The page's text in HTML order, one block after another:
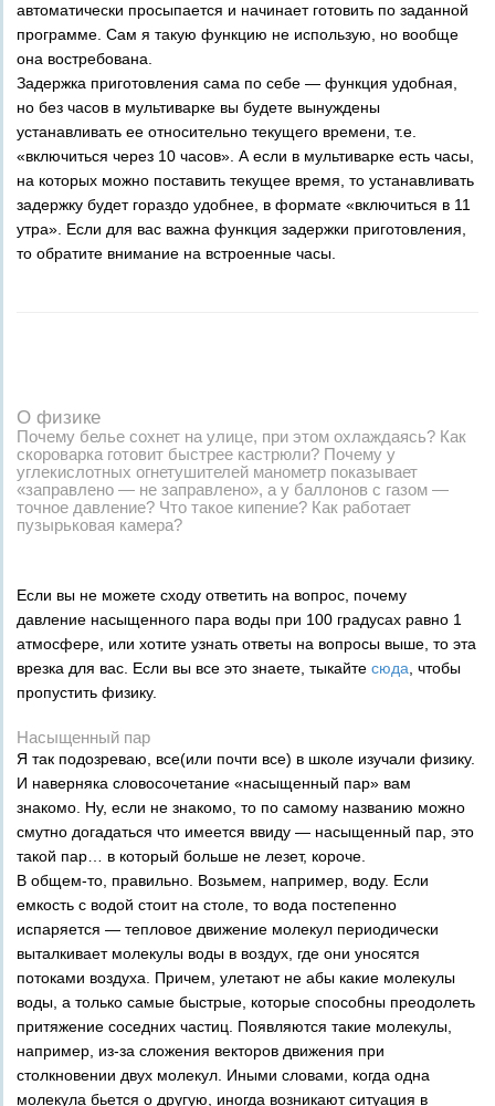
автоматически просыпается и начинает готовить по заданной
программе. Сам я такую функцию не использую, но вообще
она востребована.
Задержка приготовления сама по себе — функция удобная,
но без часов в мультиварке вы будете вынуждены
устанавливать ее относительно текущего времени, т.е.
«включиться через 10 часов». А если в мультиварке есть часы,
на которых можно поставить текущее время, то устанавливать
задержку будет гораздо удобнее, в формате «включиться в 11
утра». Если для вас важна функция задержки приготовления,
то обратите внимание на встроенные часы.
О физике
Почему белье сохнет на улице, при этом охлаждаясь? Как
скороварка готовит быстрее кастрюли? Почему у
углекислотных огнетушителей манометр показывает
«заправлено — не заправлено», а у баллонов с газом —
точное давление? Что такое кипение? Как работает
пузырьковая камера?
Если вы не можете сходу ответить на вопрос, почему
давление насыщенного пара воды при 100 градусах равно 1
атмосфере, или хотите узнать ответы на вопросы выше, то эта
врезка для вас. Если вы все это знаете, тыкайте сюда , чтобы
пропустить физику.
Насыщенный пар
Я так подозреваю, все(или почти все) в школе изучали физику.
И наверняка словосочетание «насыщенный пар» вам
знакомо. Ну, если не знакомо, то по самому названию можно
смутно догадаться что имеется ввиду — насыщенный пар, это
такой пар… в который больше не лезет, короче.
В общем-то, правильно. Возьмем, например, воду. Если
емкость с водой стоит на столе, то вода постепенно
испаряется — тепловое движение молекул периодически
выталкивает молекулы воды в воздух, где они уносятся
потоками воздуха. Причем, улетают не абы какие молекулы
воды, а только самые быстрые, которые способны преодолеть
притяжение соседних частиц. Появляются такие молекулы,
например, из-за сложения векторов движения при
столкновении двух молекул. Иными словами, когда одна
молекула бьется о другую, иногда возникают ситуация в